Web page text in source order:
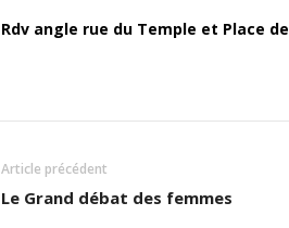
Rdv angle rue du Temple et Place
Article précédent
Le Grand débat des femmes